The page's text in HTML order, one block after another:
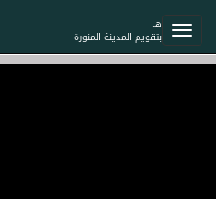
هـ
بتقويم المدينة المنورة